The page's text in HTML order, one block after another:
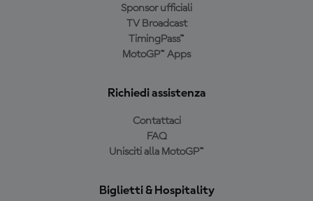
Sponsor ufficiali
TV Broadcast
TimingPass™
MotoGP™ Apps
Richiedi assistenza
Contattaci
FAQ
Unisciti alla MotoGP™
Biglietti & Hospitality